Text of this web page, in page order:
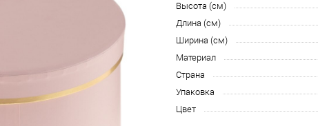
Высота (см)
Длина (см)
Ширина (см)
Материал
Страна
Упаковка
Цвет